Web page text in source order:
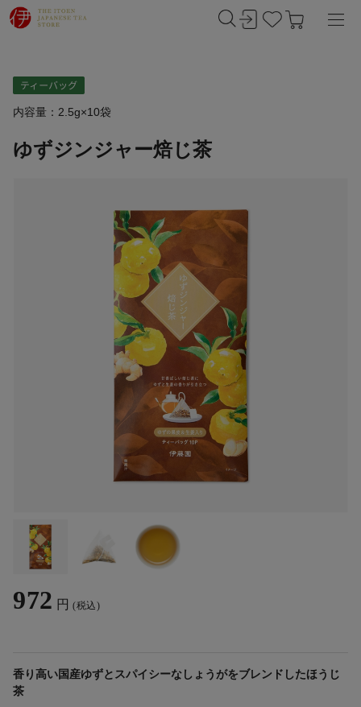
内容量：2.5g×10袋
ゆずジンジャー焙じ茶
香り高い国産ゆずとスパイシーなしょうがをブレンドしたほうじ
茶
972 円 (税込)